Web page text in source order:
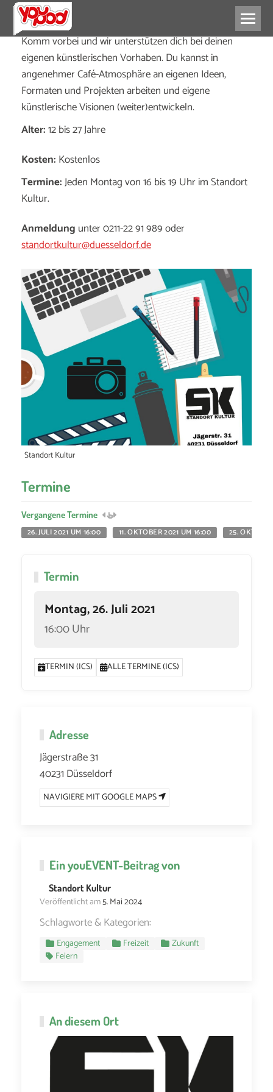
Komm vorbei und wir unterstützen dich bei deinen
eigenen künstlerischen Vorhaben. Du kannst in
angenehmer Café-Atmosphäre an eigenen Ideen,
Formaten und Projekten arbeiten und eigene
künstlerische Visionen (weiter)entwickeln.
Alter:12 bis 27 Jahre
Kosten: Kostenlos
Termine:Jeden Montag von 16 bis 19 Uhr im Standort
Kultur.
Anmeldung unter 0211-22 91 989 oder
standortkultur@duesseldorf.de
Standort Kultur
Termine
Vergangene Termine
26. JULI 2021 UM 16:00
11. OKTOBER 2021 UM 16:00 25.
Termin
Montag, 26. Juli 2021
16:00 Uhr
TERMIN (ICS) ALLE TERMINE (ICS)
Adresse
Jägerstraße 31
40231 Düsseldorf
NAVIGIERE MIT GOOGLE MAPS
EinyouEVENT-Beitrag von
Standort Kultur
Veröffentlicht am5. Mai 2024
Schlagworte & Kategorien:
Engagement Freizeit
Zukunft
Feiern
An diesem Ort